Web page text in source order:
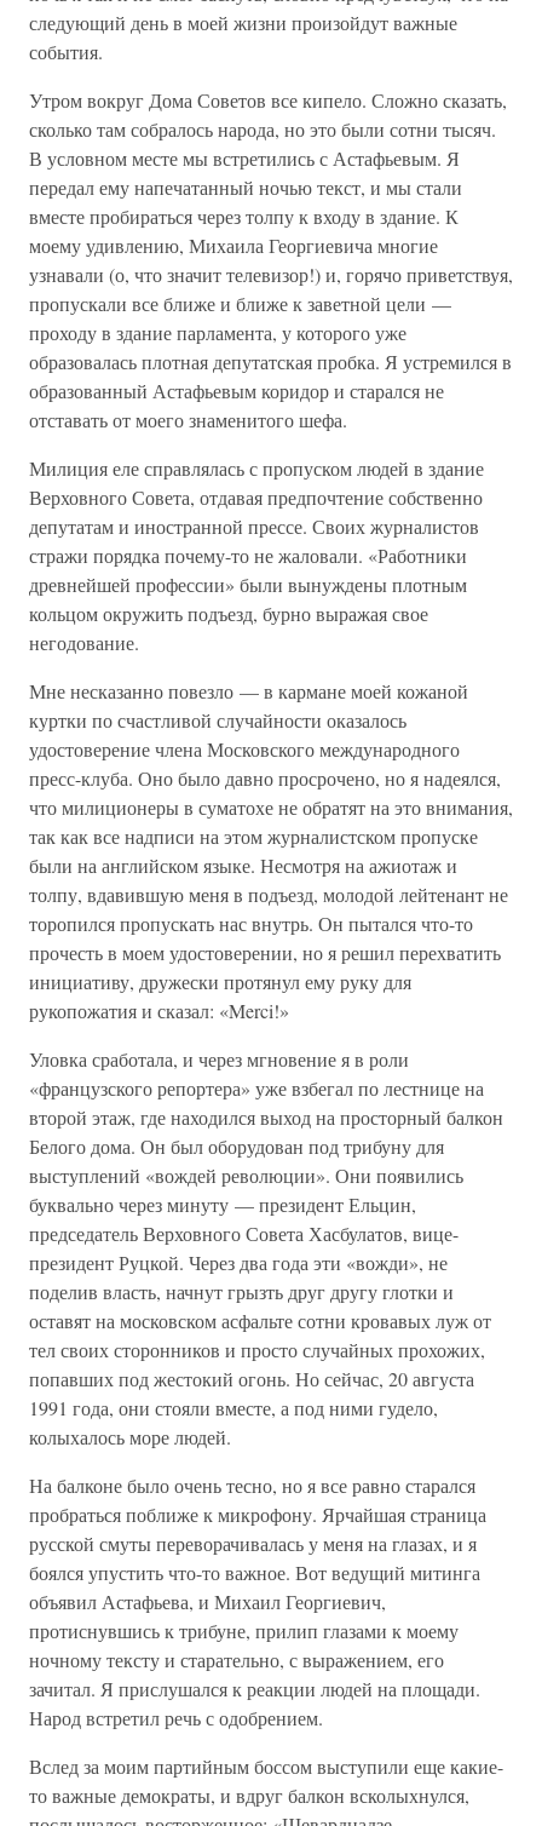
следующий день в моей жизни произойдут важные
события.
Утром вокруг Дома Советов все кипело. Сложно сказать,
сколько там собралось народа, но это были сотни тысяч.
В условном месте мы встретились с Астафьевым. Я
передал ему напечатанный ночью текст, и мы стали
вместе пробираться через толпу к входу в здание. К
моему удивлению, Михаила Георгиевича многие
узнавали (о, что значит телевизор!) и, горячо приветствуя,
пропускали все ближе и ближе к заветной цели —
проходу в здание парламента, у которого уже
образовалась плотная депутатская пробка. Я устремился в
образованный Астафьевым коридор и старался не
отставать от моего знаменитого шефа.
Милиция еле справлялась с пропуском людей в здание
Верховного Совета, отдавая предпочтение собственно
депутатам и иностранной прессе. Своих журналистов
стражи порядка почему-то не жаловали. «Работники
древнейшей профессии» были вынуждены плотным
кольцом окружить подъезд, бурно выражая свое
негодование.
Мне несказанно повезло — в кармане моей кожаной
куртки по счастливой случайности оказалось
удостоверение члена Московского международного
пресс-клуба. Оно было давно просрочено, но я надеялся,
что милиционеры в суматохе не обратят на это внимания,
так как все надписи на этом журналистском пропуске
были на английском языке. Несмотря на ажиотаж и
толпу, вдавившую меня в подъезд, молодой лейтенант не
торопился пропускать нас внутрь. Он пытался что-то
прочесть в моем удостоверении, но я решил перехватить
инициативу, дружески протянул ему руку для
рукопожатия и сказал: «Merci!»
Уловка сработала, и через мгновение я в роли
«французского репортера» уже взбегал по лестнице на
второй этаж, где находился выход на просторный балкон
Белого дома. Он был оборудован под трибуну для
выступлений «вождей революции». Они появились
буквально через минуту — президент Ельцин,
председатель Верховного Совета Хасбулатов, вице-
президент Руцкой. Через два года эти «вожди», не
поделив власть, начнут грызть друг другу глотки и
оставят на московском асфальте сотни кровавых луж от
тел своих сторонников и просто случайных прохожих,
попавших под жестокий огонь. Но сейчас, 20 августа
1991 года, они стояли вместе, а под ними гудело,
колыхалось море людей.
На балконе было очень тесно, но я все равно старался
пробраться поближе к микрофону. Ярчайшая страница
русской смуты переворачивалась у меня на глазах, и я
боялся упустить что-то важное. Вот ведущий митинга
объявил Астафьева, и Михаил Георгиевич,
протиснувшись к трибуне, прилип глазами к моему
ночному тексту и старательно, с выражением, его
зачитал. Я прислушался к реакции людей на площади.
Народ встретил речь с одобрением.
Вслед за моим партийным боссом выступили еще какие-
то важные демократы, и вдруг балкон всколыхнулся,